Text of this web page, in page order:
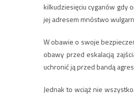
kilkudziesięciu cyganów gdy
jej adresem mnóstwo
W obawie o swoje
obawy przed eskalacją
uchronić ją przed bandą
Jednak to wciąż nie